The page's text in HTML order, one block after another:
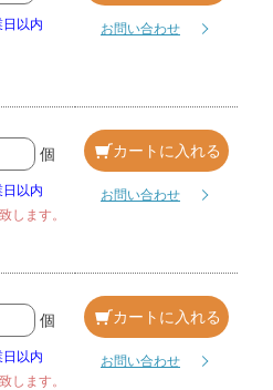
以内 お問い合わせ
個
以内
します。
カートに入れる
お問い合わせ
個
以内
します。
カートに入れる
お問い合わせ